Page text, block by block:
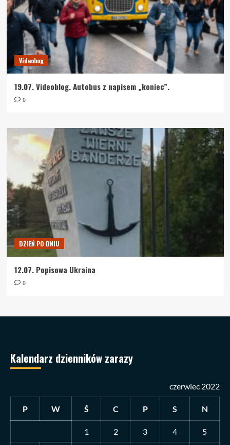
Videobog
19.07. Videoblog. Autobus z napisem „koniec”.
0
DZIEŃ PO DNIU
12.07. Popisowa Ukraina
0
Kalendarz dzienników zarazy
czerwiec 2022
P W Ś C P S N
1 2 3 4 5